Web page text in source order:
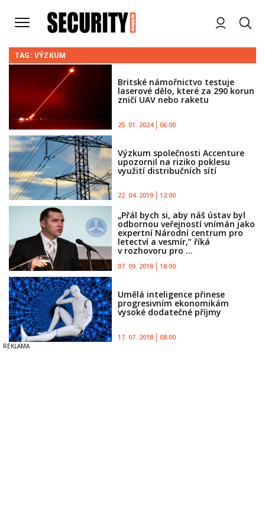
TAG: VÝZKUM
Britské námořnictvo testuje
laserové dělo, které za 290 korun
zničí UAV nebo raketu
25. 01. 2024 06:00
Výzkum společnosti Accenture
upozornil na riziko poklesu
využití distribučních sítí
22. 04. 2019 12:00
„Přál bych si, aby náš ústav byl
odbornou veřejností vnímán jako
expertní Národní centrum pro
letectví a vesmír,” říká
v rozhovoru pro ...
07. 09. 2018 18:00
Umělá inteligence přinese
progresivním ekonomikám
vysoké dodatečné příjmy
17. 07. 2018 08:00